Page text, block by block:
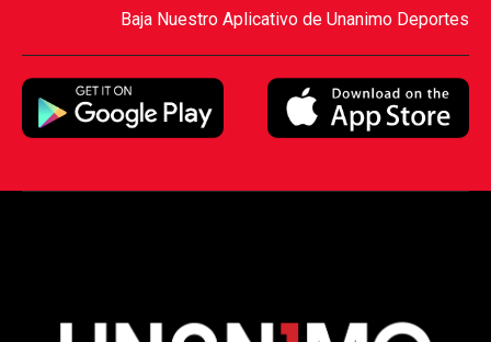
Baja Nuestro Aplicativo de Unanimo Deportes